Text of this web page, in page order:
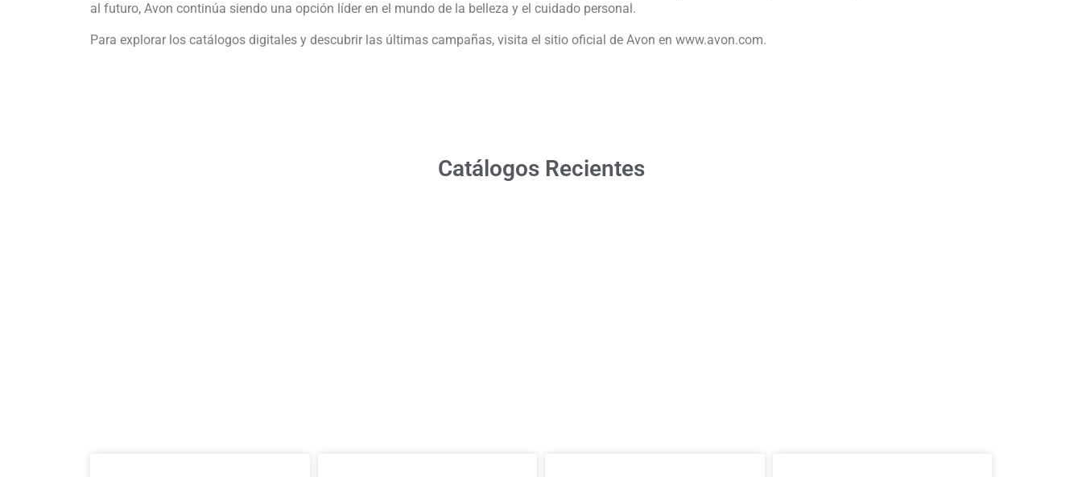
al futuro, Avon continúa siendo una opción líder en el mundo de la belleza y el cuidado personal.
Para explorar los catálogos digitales y descubrir las últimas campañas, visita el sitio oficial de Avon en www.avon.com.
Catálogos Recientes